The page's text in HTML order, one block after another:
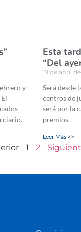
y
Esta
“Del
19 de abril
Será desde
centros de
será por la
premios.
Leer Más >>
1 2